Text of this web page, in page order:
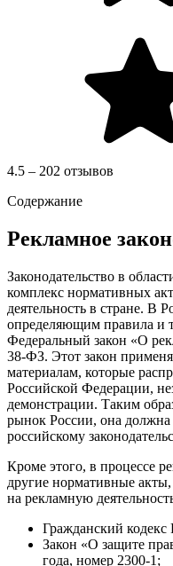
4.5 – 202 отзывов
Содержание
Рекламное
Законодательство в
комплекс нормативных
деятельность в стране. В
определяющим правила и
Федеральный закон «О
38-ФЗ. Этот закон
материалам, которые
Российской Федерации,
демонстрации. Таким
рынок России, она должна
российскому
Кроме этого, в процессе
другие нормативные
на рекламную
Гражданский
Закон «О защите
года, номер 2300-1;